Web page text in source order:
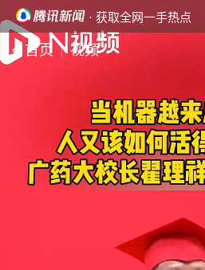
· 获取全网一手热点
首页 视频